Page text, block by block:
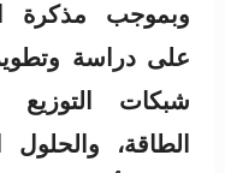
وبموجب مذكرة
على دراسة
شبكات التوزيع
الطاقة،